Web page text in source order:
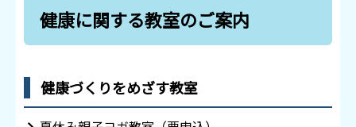
健康に関する教室のご案内
健康づくりをめざす教室